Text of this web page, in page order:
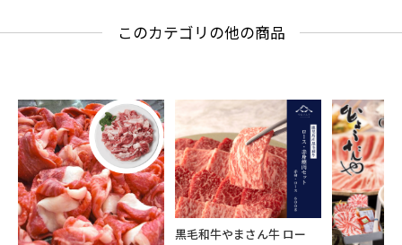
このカテゴリの他の商品
黒毛和牛やまさん牛 ロー